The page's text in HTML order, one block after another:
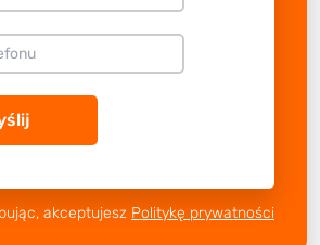
akceptujesz Politykę prywatności